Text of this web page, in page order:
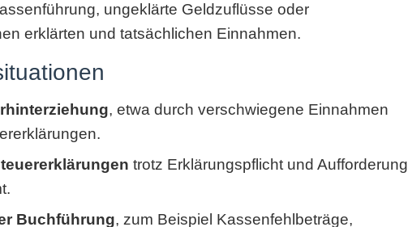
ungeklärte Geldzuflüsse oder
erklärten und tatsächlichen Einnahmen.
, etwa durch verschwiegene Einnahmen
trotz Erklärungspflicht und Aufforderung
Buchführung, zum Beispiel Kassenfehlbeträge,